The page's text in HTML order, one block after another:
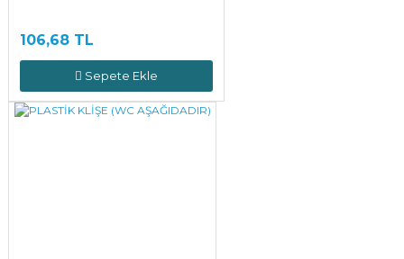
106,68 TL
Sepete Ekle